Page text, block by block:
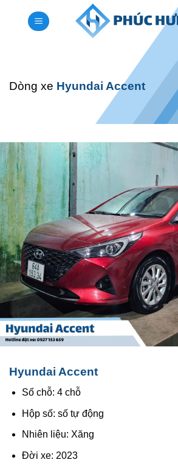
Dòng xe Hyundai Accent
Hyundai Accent
Số chỗ: 4 chỗ
Hộp số: số tự động
Nhiên liệu: Xăng
Đời xe: 2023